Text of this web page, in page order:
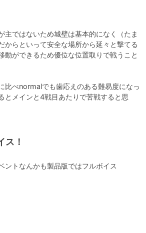
主ではないため城壁は基本的になく（たま
からといって安全な場所から延々と撃てる
動ができるため優位な位置取りで戦うこと
比べnormalでも歯応えのある難易度になっ
とメインと4戦目あたりで苦戦すると思
ス！
ントなんかも製品版ではフルボイス